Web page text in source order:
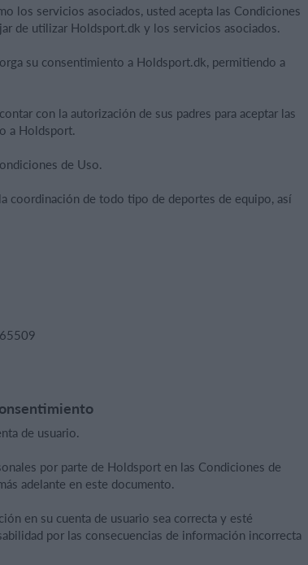
los servicios asociados, usted acepta las Condiciones
de utilizar Holdsport.dk y los servicios asociados.
su consentimiento a Holdsport.dk, permitiendo a
con la autorización de sus padres para aceptar las
a Holdsport.
de Uso.
coordinación de todo tipo de deportes de equipo, así
de usuario.
por parte de Holdsport en las Condiciones de
adelante en este documento.
en su cuenta de usuario sea correcta y esté
por las consecuencias de información incorrecta